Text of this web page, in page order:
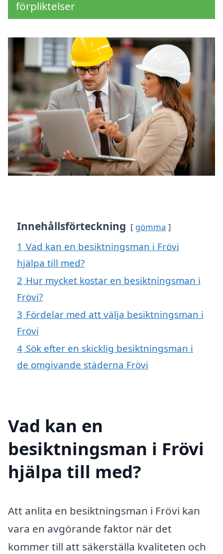
förpliktelser
Innehållsförteckning gömma
1 Vad kan en besiktningsman i Frövi
hjälpa till med?
2 Hur mycket kostar en besiktningsman i
Frövi?
3 Fördelar med att välja besiktningsman i
Frövi
4 Sök efter en skicklig besiktningsman i
de omgivande städerna Frövi
Vad kan en
besiktningsman i Frövi
hjälpa till med?
Att anlita en besiktningsman i Frövi kan
vara en avgörande faktor när det
kommer till att säkerställa kvaliteten och